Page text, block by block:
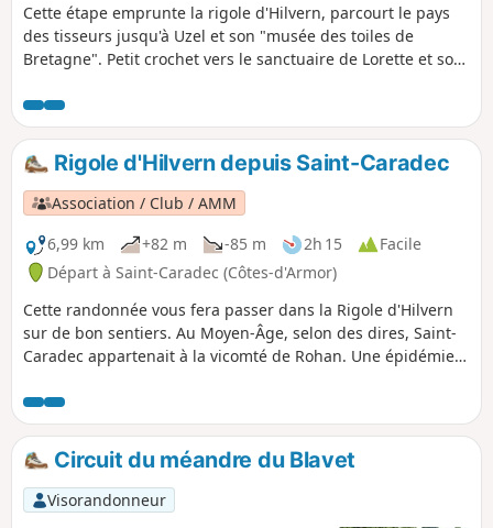
Cette étape emprunte la rigole d'Hilvern, parcourt le pays
des tisseurs jusqu'à Uzel et son "musée des toiles de
Bretagne". Petit crochet vers le sanctuaire de Lorette et son
Rigole d'Hilvern depuis Saint-Caradec
Association / Club / AMM
6,99 km
+82 m -85 m 2h 15
Facile
Départ à Saint-Caradec (Côtes-d'Armor)
Cette randonnée vous fera passer dans la Rigole d'Hilvern
sur de bon sentiers. Au Moyen-Âge, selon des dires, Saint-
Caradec appartenait à la vicomté de Rohan. Une épidémie
morts. Puis en 1902, une épidémie de fièvre typhoïde
survient dans la région.
Circuit du méandre du Blavet
Visorandonneur